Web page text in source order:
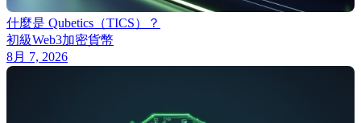
什麼是 Qubetics（TICS）？
初級Web3加密貨幣
8月 7, 2026